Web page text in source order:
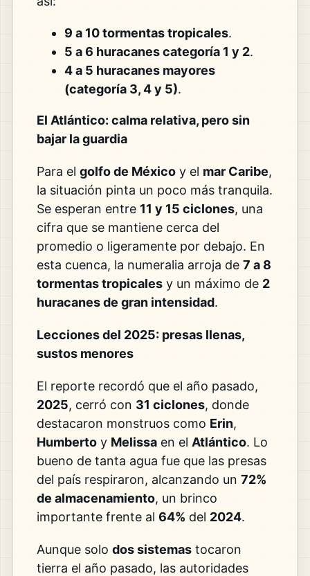
9 a 10 tormentas tropicales.
5 a 6 huracanes categoría 1 y 2.
4 a 5 huracanes mayores
(categoría 3, 4 y 5).
El Atlántico: calma relativa, pero sin
bajar la guardia
Para el golfo de Méxicoy el mar Caribe,
la situación pinta un poco más tranquila.
Se esperan entre 11 y 15 ciclones, una
cifra que se mantiene cerca del
promedio o ligeramente por debajo. En
esta cuenca, la numeralia arroja de 7 a 8
tormentas tropicalesy un máximo de 2
huracanes de gran intensidad.
Lecciones del 2025: presas llenas,
sustos menores
El reporte recordó que el año pasado,
2025, cerró con 31 ciclones, donde
destacaron monstruos como Erin,
Humbertoy Melissaen el Atlántico. Lo
bueno de tanta agua fue que las presas
del país respiraron, alcanzando un 72%
de almacenamiento, un brinco
importante frente al 64% del 2024.
Aunque solo dos sistemastocaron
tierra el año pasado, las autoridades